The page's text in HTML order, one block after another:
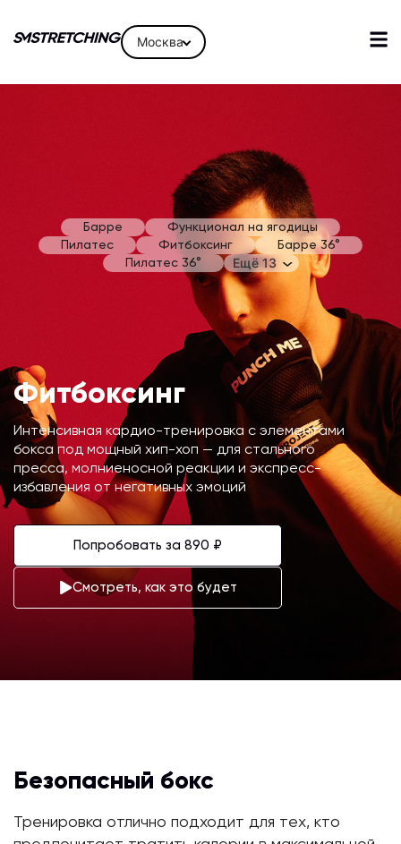
Москва
Барре
Функционал на ягодицы
Пилатес
Фитбоксинг
Барре 36°
Пилатес 36°
Ещё 13
Фитбоксинг
Интенсивная кардио-тренировка с элементами
бокса под мощный хип-хоп — для стального
пресса, молниеносной реакции и экспресс-
избавления от негативных эмоций
Попробовать за 890 ₽
Смотреть, как это будет
Безопасный бокс
Тренировка отлично подходит для тех, кто